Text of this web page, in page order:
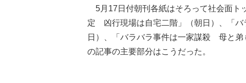
5月17日付朝刊各紙はそろって社会面ト
定 凶行現場は自宅二階」（朝日）、「
日）、「バラバラ事件は一家謀殺 母と弟
の記事の主要部分はこうだった。